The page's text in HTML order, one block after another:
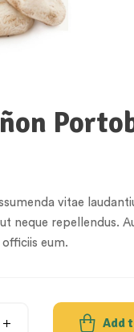
vitae
neque repellendus.
eum.
Add